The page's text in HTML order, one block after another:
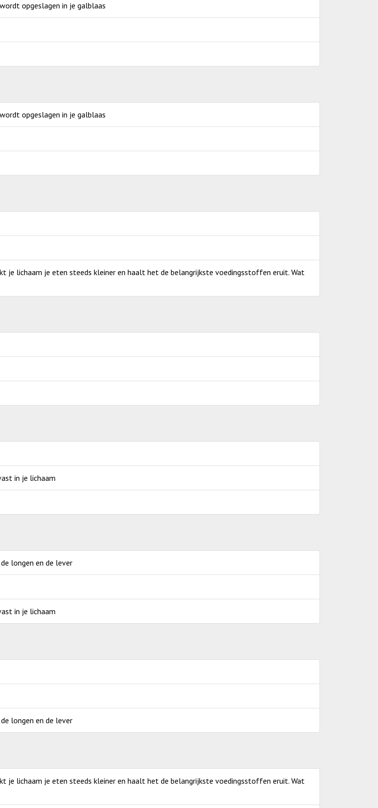
opgeslagen in je galblaas
opgeslagen in je galblaas
je lichaam je eten steeds kleiner en haalt het de belangrijkste voedingsstoffen eruit. Wat
in je lichaam
longen en de lever
in je lichaam
longen en de lever
je lichaam je eten steeds kleiner en haalt het de belangrijkste voedingsstoffen eruit. Wat